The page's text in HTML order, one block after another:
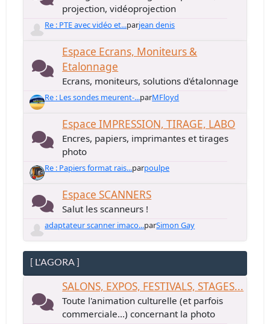
projection, vidéoprojection
Re : PTE avec vidéo et...parjean denis
Espace Ecrans, Moniteurs &
Etalonnage
Ecrans, moniteurs, solutions d'étalonnage
Re : Les sondes meurent-...parMFloyd
Espace IMPRESSION, TIRAGE, LABO
Encres, papiers, imprimantes et tirages
photo
Re : Papiers format rais...parpoulpe
Espace SCANNERS
Salut les scanneurs !
adaptateur scanner imaco...parSimon Gay
[ L'AGORA ]
SALONS, EXPOS, FESTIVALS, STAGES...
Toute l'animation culturelle (et parfois
commerciale...) concernant la photo